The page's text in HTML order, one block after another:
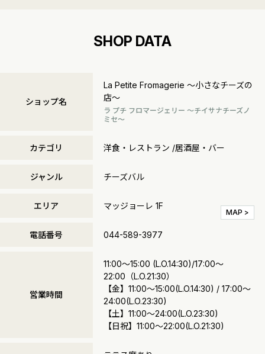
SHOP DATA
ショップ名
La Petite Fromagerie ～小さなチーズの
店～
ラ プチ フロマージェリー ～チイサナチーズノ
ミセ～
カテゴリ 洋食・レストラン /居酒屋・バー
ジャンル チーズバル
エリア マッジョーレ 1F
MAP >
電話番号 044-589-3977
営業時間
11:00～15:00 (L.O.14:30)/17:00～
22:00（L.O.21:30）
【金】11:00～15:00(L.O.14:30) / 17:00～
24:00(L.O.23:30)
【土】11:00～24:00(L.O.23:30)
【日祝】11:00～22:00(L.O.21:30)